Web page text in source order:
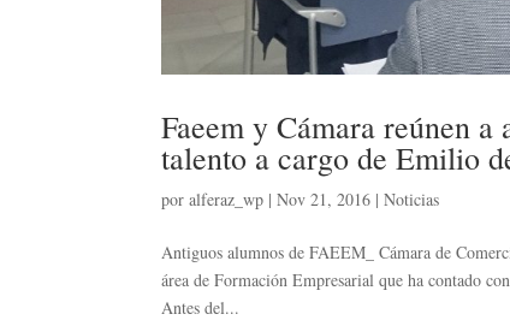
Faeem y Cámara reúnen
talento a cargo de Emilio
poralferaz_wp |Nov 21, 2016 |Noticias
Antiguos alumnos de FAEEM_ Cámara de
área de Formación Empresarial que ha contado
Antes del...